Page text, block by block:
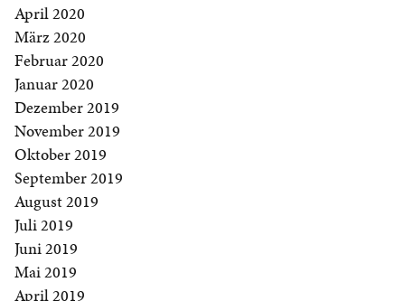
April 2020
März 2020
Februar 2020
Januar 2020
Dezember 2019
November 2019
Oktober 2019
September 2019
August 2019
Juli 2019
Juni 2019
Mai 2019
April 2019